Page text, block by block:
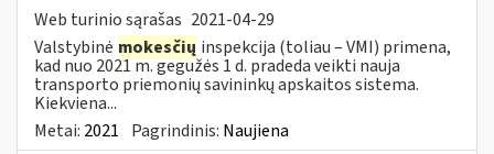
Web turinio sąrašas 2021-04-29
Valstybinė mokesčių inspekcija (toliau – VMI) primena,
kad nuo 2021 m. gegužės 1 d. pradeda veikti nauja
transporto priemonių savininkų apskaitos sistema.
Kiekviena...
Metai: 2021 Pagrindinis: Naujiena